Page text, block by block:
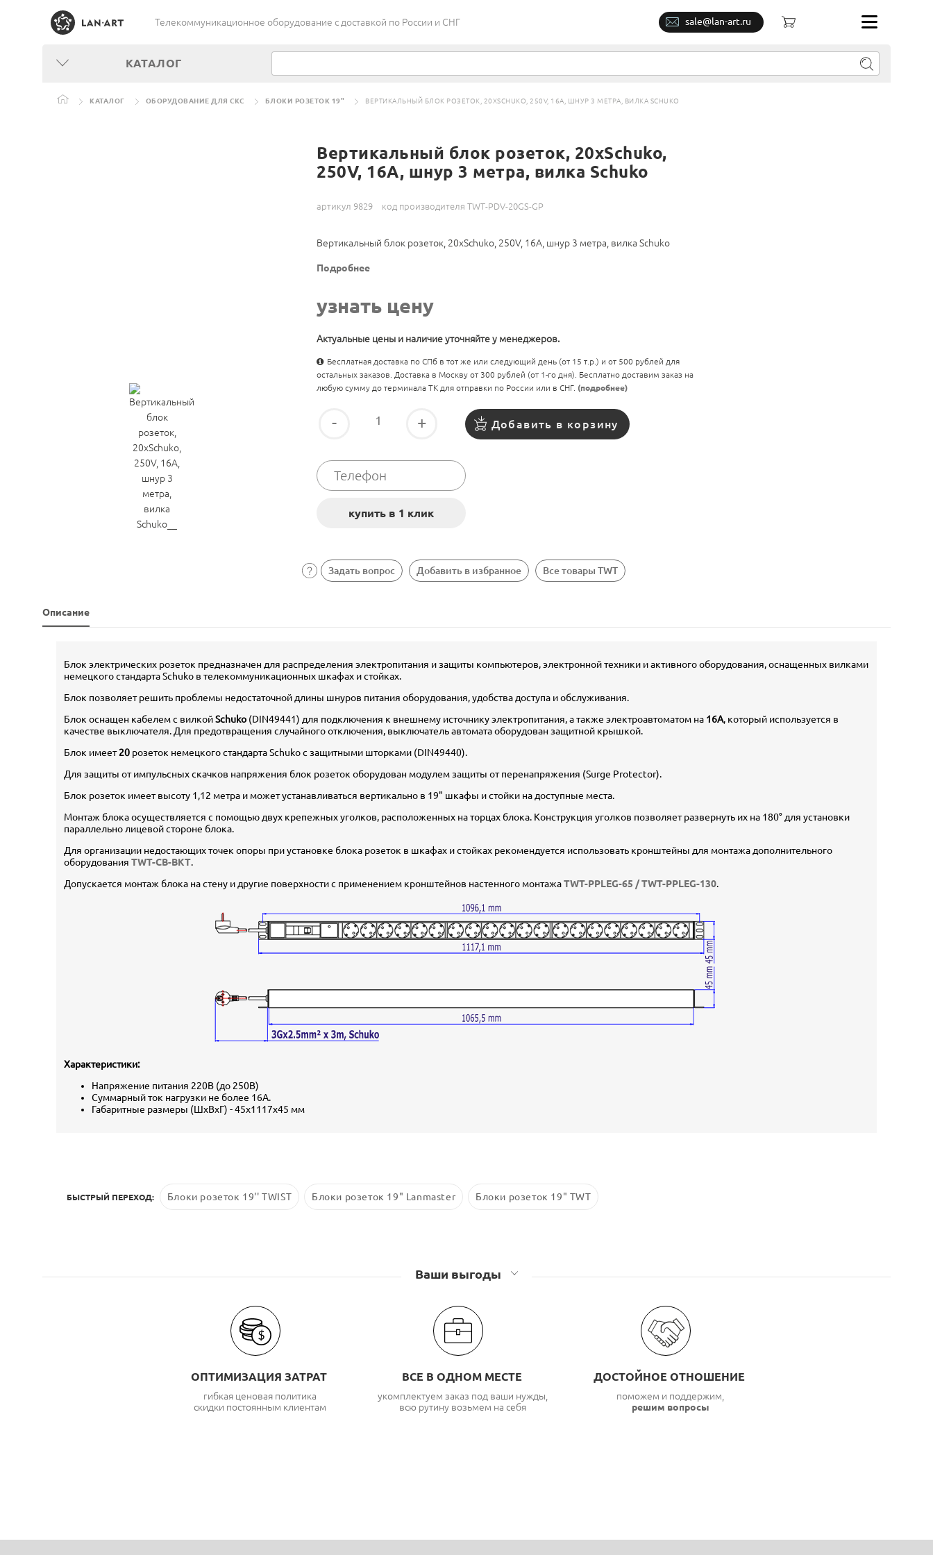
Телекоммуникационное оборудование c доставкой по России и СНГ sale@lan-art.ru
КАТАЛОГ
КАТАЛОГ ОБОРУДОВАНИЕ ДЛЯ СКС БЛОКИ РОЗЕТОК 19" ВЕРТИКАЛЬНЫЙ БЛОК РОЗЕТОК, 20XSCHUKO, 250V, 16A, ШНУР 3 МЕТРА, ВИЛКА SCHUKO
Вертикальный блок розеток, 20xSchuko,
250V, 16A, шнур 3 метра, вилка Schuko
артикул 9829 код производителя TWT-PDV-20GS-GP
Вертикальный блок розеток, 20xSchuko, 250V, 16A, шнур 3 метра, вилка Schuko
Подробнее
узнать цену
Актуальные цены и наличие уточняйте у менеджеров.
Бесплатная доставка по СПб в тот же или следующий день (от 15 т.р.) и от 500 рублей для
остальных заказов. Доставка в Москву от 300 рублей (от 1-го дня). Бесплатно доставим заказ на
любую сумму до терминала ТК для отправки по России или в СНГ. (подробнее)
- + Добавить в корзину
Задать вопрос Добавить в избранное Все товары TWT
Описание
Блок электрических розеток предназначен для распределения электропитания и защиты компьютеров, электронной техники и активного оборудования, оснащенных вилками
немецкого стандарта Schuko в телекоммуникационных шкафах и стойках.
Блок позволяет решить проблемы недостаточной длины шнуров питания оборудования, удобства доступа и обслуживания.
Блок оснащен кабелем с вилкойSchuko (DIN49441) для подключения к внешнему источнику электропитания, а также электроавтоматом на 16А, который используется в
качестве выключателя. Для предотвращения случайного отключения, выключатель автомата оборудован защитной крышкой.
Блок имеет20 розеток немецкого стандарта Schuko с защитными шторками (DIN49440).
Для защиты от импульсных скачков напряжения блок розеток оборудован модулем защиты от перенапряжения (Surge Protector).
Блок розеток имеет высоту 1,12 метра и может устанавливаться вертикально в 19" шкафы и стойки на доступные места.
Монтаж блока осуществляется с помощью двух крепежных уголков, расположенных на торцах блока. Конструкция уголков позволяет развернуть их на 180° для установки
параллельно лицевой стороне блока.
Для организации недостающих точек опоры при установке блока розеток в шкафах и стойках рекомендуется использовать кронштейны для монтажа дополнительного
оборудования TWT-CB-BKT.
Допускается монтаж блока на стену и другие поверхности с применением кронштейнов настенного монтажаTWT-PPLEG-65 / TWT-PPLEG-130.
Характеристики:
Напряжение питания 220В (до 250В)
Суммарный ток нагрузки не более 16А.
Габаритные размеры (ШхВхГ) - 45х1117х45 мм
БЫСТРЫЙ ПЕРЕХОД: Блоки розеток 19'' TWIST Блоки розеток 19" Lanmaster Блоки розеток 19" TWT
Ваши выгоды
ОПТИМИЗАЦИЯ ЗАТРАТ
гибкая ценовая политика
скидки постоянным клиентам
ВСЕ В ОДНОМ МЕСТЕ
укомплектуем заказ под ваши нужды,
всю рутину возьмем на себя
ДОСТОЙНОЕ ОТНОШЕНИЕ
поможем и поддержим,
решим вопросы